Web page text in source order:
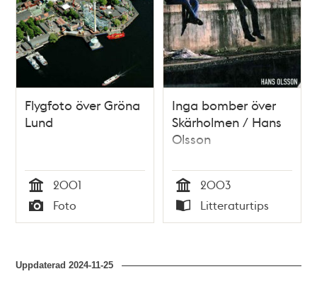
Flygfoto över Gröna
Lund
Tid
2001
Typ
Foto
Inga bomber över
Skärholmen / Hans
Olsson
Tid
2003
Typ
Litteraturtips
Uppdaterad2024-11-25